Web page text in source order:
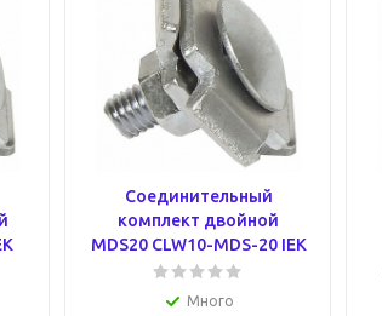
Соединительный
комплект двойной
MDS20 CLW10-MDS-20 IEK
Много